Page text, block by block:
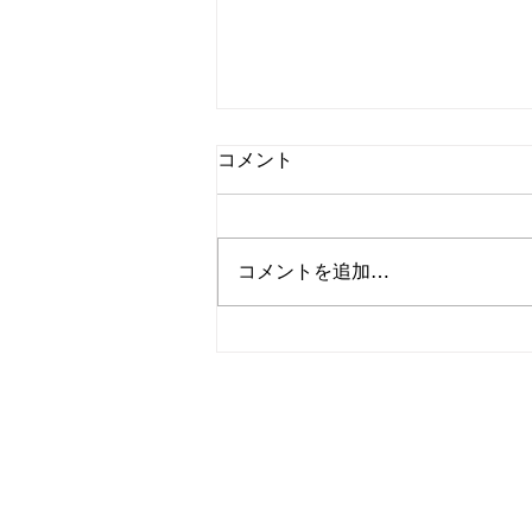
8/2㈰Sodattette
コメント
コメントを追加…